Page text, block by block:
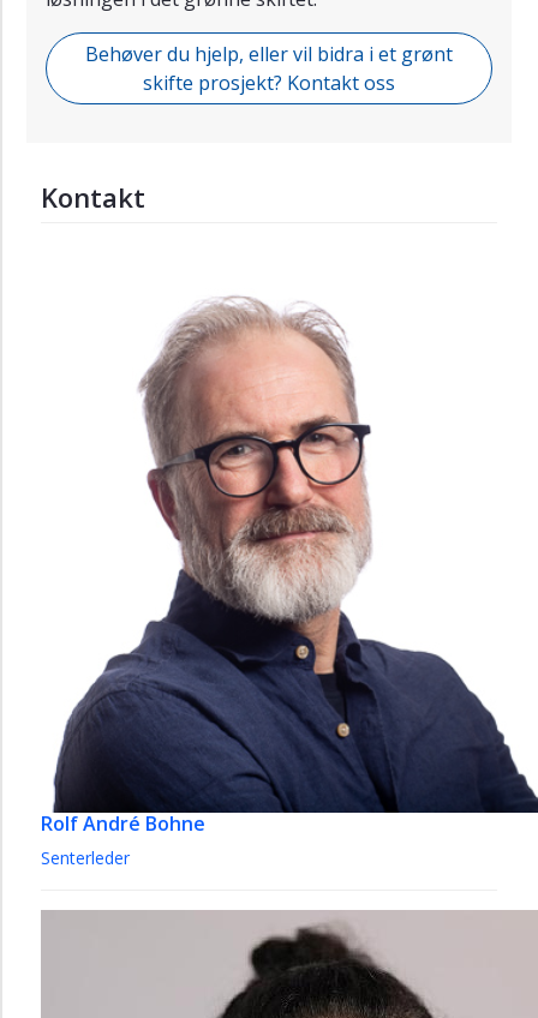
Behøver du hjelp, eller vil bidra i et grønt
skifte prosjekt? Kontakt oss
Kontakt
Rolf André Bohne
Senterleder